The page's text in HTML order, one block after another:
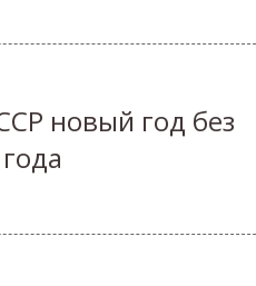
новый год без